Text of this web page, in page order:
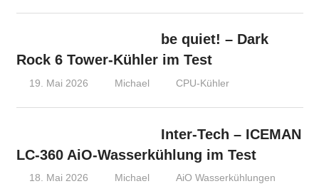
be quiet! – Dark
Rock 6 Tower-Kühler im Test
19. Mai 2026 Michael CPU-Kühler
Inter-Tech – ICEMAN
LC-360 AiO-Wasserkühlung im Test
18. Mai 2026 Michael AiO Wasserkühlungen